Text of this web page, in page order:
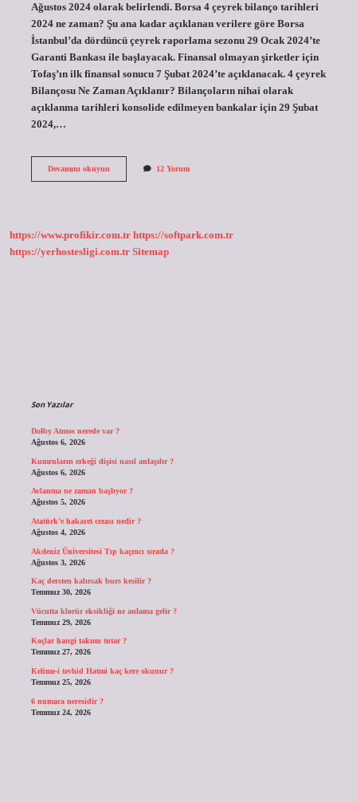
Ağustos 2024 olarak belirlendi. Borsa 4 çeyrek bilanço tarihleri
2024 ne zaman? Şu ana kadar açıklanan verilere göre Borsa
İstanbul’da dördüncü çeyrek raporlama sezonu 29 Ocak 2024’te
Garanti Bankası ile başlayacak. Finansal olmayan şirketler için
Tofaş’ın ilk finansal sonucu 7 Şubat 2024’te açıklanacak. 4 çeyrek
Bilançosu Ne Zaman Açıklanır? Bilançoların nihai olarak
açıklanma tarihleri ​​konsolide edilmeyen bankalar için 29 Şubat
2024,…
Devamını okuyunYıl
12 Yorum
https://www.profikir.com.tr https://softpark.com.tr
https://yerhostesligi.com.tr Sitemap
Son Yazılar
Dolby Atmos nerede var ?
Ağustos 6, 2026
Kumruların erkeği dişisi nasıl anlaşılır ?
Ağustos 6, 2026
Avlanma ne zaman başlıyor ?
Ağustos 5, 2026
Atatürk’e hakaret cezası nedir ?
Ağustos 4, 2026
Akdeniz Üniversitesi Tıp kaçıncı sırada ?
Ağustos 3, 2026
Kaç dersten kalırsak burs kesilir ?
Temmuz 30, 2026
Vücutta klorür eksikliği ne anlama gelir ?
Temmuz 29, 2026
Koçlar hangi takımı tutar ?
Temmuz 27, 2026
Kelime-i tevhid Hatmi kaç kere okunur ?
Temmuz 25, 2026
6 numara neresidir ?
Temmuz 24, 2026